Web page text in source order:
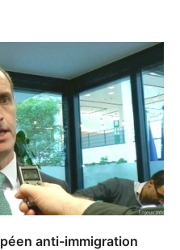
anti-immigration